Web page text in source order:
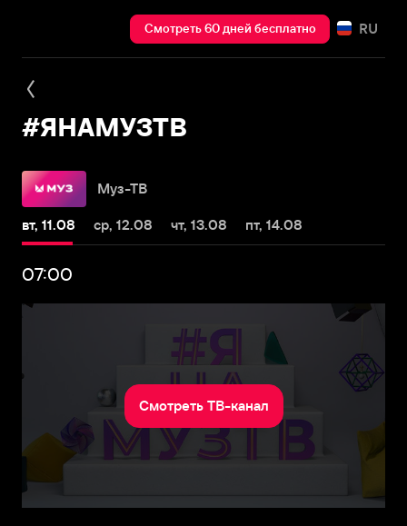
Смотреть 60 дней бесплатно RU
#ЯНАМУЗТВ
Муз-ТВ
вт, 11.08 ср, 12.08 чт, 13.08 пт, 14.08
07:00
Смотреть ТВ-канал